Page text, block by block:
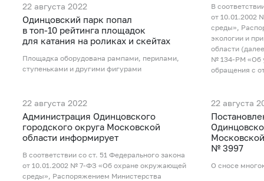
22 августа 2022
Одинцовский парк попал
в топ-10 рейтинга площадок
для катания на роликах и скейтах
Площадка оборудована рампами, перилами,
ступеньками и другими фигурами
В
от 10.01.2002
среды»,
экологии и
области
№ 134-РМ «Об
обращения с
22 августа 2022
Администрация Одинцовского
городского округа Московской
области информирует
В соответствии со ст. 51 Федерального закона
от 10.01.2002 № 7-ФЗ «Об охране окружающей
среды», Распоряжением Министерства
22 августа
№ 3997
О сносе